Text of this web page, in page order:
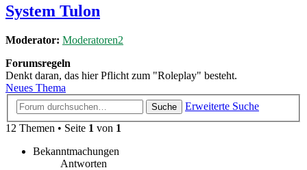
System Tulon
Moderator: Moderatoren2
Forumsregeln
Denkt daran, das hier Pflicht zum "Roleplay" besteht.
Neues Thema
Suche
Erweiterte Suche
12 Themen • Seite 1 von 1
Bekanntmachungen
Antworten